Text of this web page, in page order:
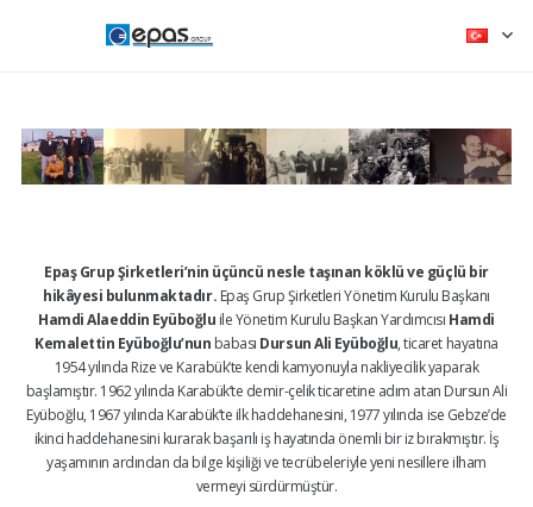
Epaş Grup Şirketleri’nin üçüncü nesle taşınan köklü ve güçlü bir
hikâyesi bulunmaktadır. Epaş Grup Şirketleri Yönetim Kurulu Başkanı
Hamdi Alaeddin Eyüboğlu ile Yönetim Kurulu Başkan Yardımcısı Hamdi
Kemalettin Eyüboğlu’nun babası Dursun Ali Eyüboğlu, ticaret hayatına
1954 yılında Rize ve Karabük’te kendi kamyonuyla nakliyecilik yaparak
başlamıştır. 1962 yılında Karabük’te demir-çelik ticaretine adım atan Dursun Ali
Eyüboğlu, 1967 yılında Karabük’te ilk haddehanesini, 1977 yılında ise Gebze’de
ikinci haddehanesini kurarak başarılı iş hayatında önemli bir iz bırakmıştır. İş
yaşamının ardından da bilge kişiliği ve tecrübeleriyle yeni nesillere ilham
vermeyi sürdürmüştür.